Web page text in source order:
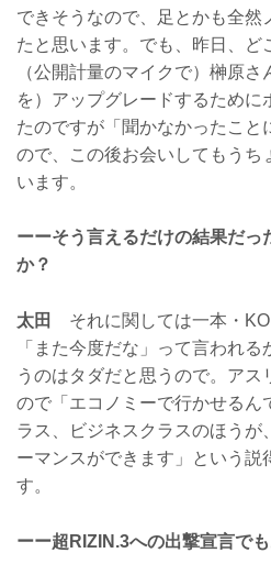
できそうなので、足とかも全然
たと思います。でも、昨日、ど
（公開計量のマイクで）榊原
を）アップグレードするために
たのですが「聞かなかったこと
ので、この後お会いしてもうち
います。
ーーそう言えるだけの結果だっ
か？
太田
それに関しては一本・
「また今度だな」って言われ
うのはタダだと思うので。アス
ので「エコノミーで行かせるん
ラス、ビジネスクラスのほうが
ーマンスができます」という説
す。
ーー超RIZIN.3への出撃宣言で